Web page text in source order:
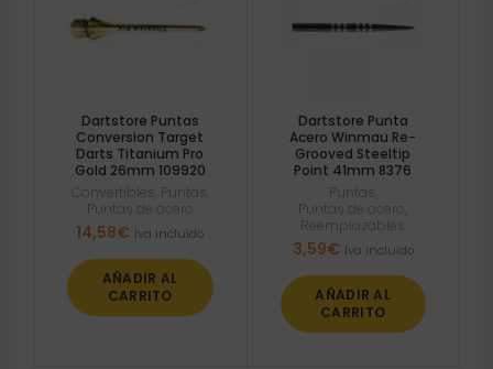
Dartstore Puntas
Conversion Target
Darts Titanium Pro
Gold 26mm 109920
Convertibles Puntas
Puntas de acero
14,58€ Iva incluido
AÑADIR AL
CARRITO
Dartstore Punta
Acero Winmau Re-
Grooved Steeltip
Point 41mm 8376
Puntas
Puntas de acero
Reemplazables
3,59€ Iva incluido
AÑADIR AL
CARRITO